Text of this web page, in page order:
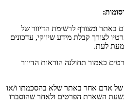
באתר ומצורף לרשימת הדיוור של
לצורך קבלת מידע שיווקי, עדכונים
מעת לעת.
כאמור תחולנה הוראות הדיוור
של אדם אחר באתר שלא בהסכמתו ו/או
השארת הפרטים ולאחר שהוסברו